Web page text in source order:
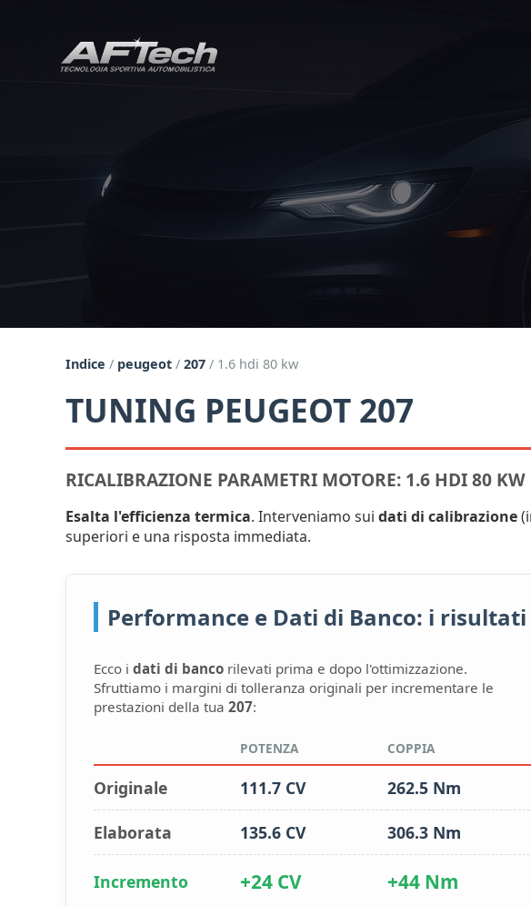
Indice / peugeot / 207 / 1.6 hdi 80 kw
TUNING PEUGEOT 207
RICALIBRAZIONE PARAMETRI MOTORE: 1.6 HDI 80 KW
Esalta l'efficienza termica. Interveniamo sui dati di calibrazione
superiori e una risposta immediata.
Performance e Dati di Banco: i risultati
Ecco i dati di banco rilevati prima e dopo l'ottimizzazione.
Sfruttiamo i margini di tolleranza originali per incrementare le
prestazioni della tua 207:
POTENZA COPPIA
Originale 111.7 CV 262.5 Nm
Elaborata 135.6 CV 306.3 Nm
Incremento +24 CV +44 Nm